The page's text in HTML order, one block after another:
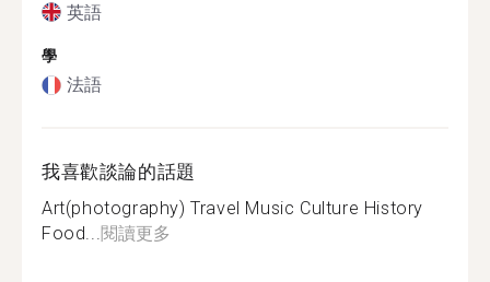
英語
學
法語
我喜歡談論的話題
Art(photography) Travel Music Culture History
Food...閱讀更多